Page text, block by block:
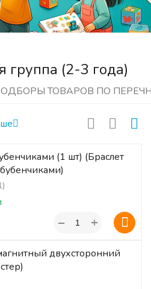
(2-3 года)
ТОВАРОВ ПО
(1 шт) (Браслет
+
−
двухсторонний